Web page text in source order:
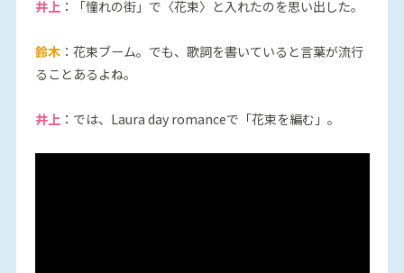
井上：「憧れの街」で〈花束〉と入れたのを思い出した。
鈴木：花束ブーム。でも、歌詞を書いていると言葉が流行
ることあるよね。
井上：では、Laura day romanceで「花束を編む」。